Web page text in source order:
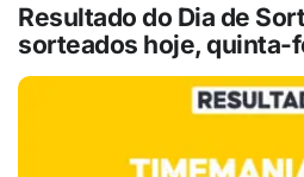
Resultado do Dia de
sorteados hoje, quinta-